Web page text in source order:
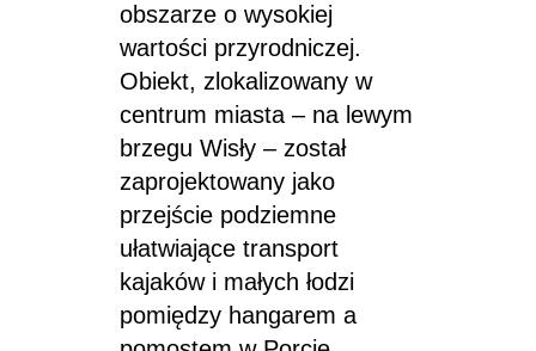
obszarze o wysokiej
wartości przyrodniczej.
Obiekt, zlokalizowany w
centrum miasta – na lewym
brzegu Wisły – został
zaprojektowany jako
przejście podziemne
ułatwiające transport
kajaków i małych łodzi
pomiędzy hangarem a